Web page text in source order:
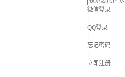
微信登录
QQ登录
忘记密码
立即注册